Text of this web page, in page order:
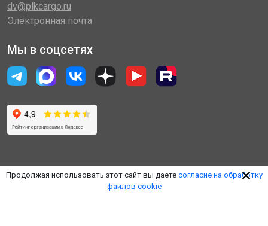
dv@plkcargo.ru
Электронная почта
Мы в соцсетях
© 2014 - 2026 «Пулковская Логистическая Компания»
Продолжая использовать этот сайт вы даете согласие на обработку
файлов cookie